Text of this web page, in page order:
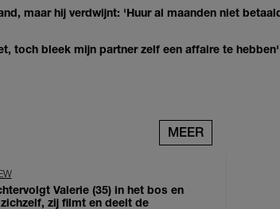
maar hij verdwijnt: 'Huur al maanden niet
toch bleek mijn partner zelf een affaire te hebben'
MEER
Valerie (35) in het bos en
zij filmt en deelt de